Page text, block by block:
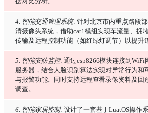
4. 智能交通管理系统: 针对北京市内重点路段
清摄像头系统，借助cat1模组实现车流量、拥
传输及远程控制功能（如红绿灯调节）以提升
5. 智能安防监控: 通过esp8266模块连接到WiFi
服务器，结合人脸识别算法实现对异常行为和
与报警功能。同时支持远程查看录像资料及回
调查。
6. 智能家居控制: 设计了一套基于LuatOS操作